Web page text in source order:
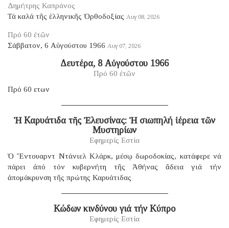
Δημήτρης Καπράνος
Τά καλά τῆς ἑλληνικῆς Ὀρθοδοξίας Αυγ 08, 2026
Πρό 60 ἐτῶν
Σάββατον, 6 Αὐγούστου 1966 Αυγ 07, 2026
Δευτέρα, 8 Αὐγούστου 1966
Πρό 60 ἐτῶν
Πρό 60 ετων
Ἡ Καρυάτιδα τῆς Ἐλευσίνας: Ἡ σιωπηλή ἱέρεια τῶν
Μυστηρίων
Εφημερίς Εστία
Ὁ Ἔντουαρντ Ντάνιελ Κλάρκ, μέσῳ δωροδοκίας, κατάφερε νά
πάρει ἀπό τόν κυβερνήτη τῆς Ἀθήνας ἄδεια γιά τήν
ἀπομάκρυνση τῆς πρώτης Καρυάτιδας
Κώδων κινδύνου γιά τήν Κύπρο
Εφημερίς Εστία